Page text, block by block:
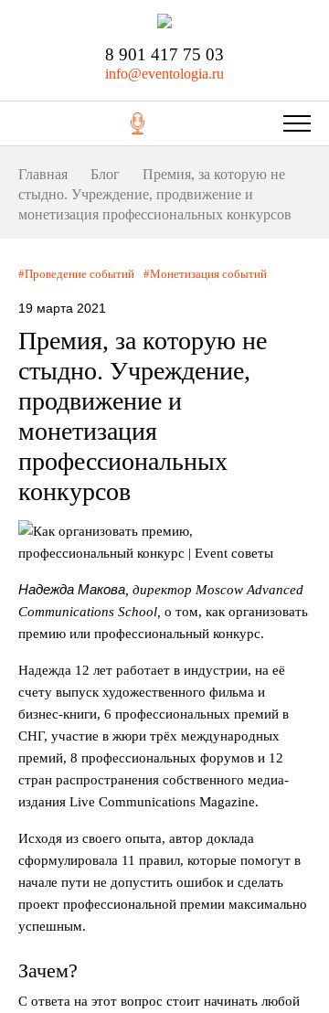
8 901 417 75 03
info@eventologia.ru
Главная Блог
Премия, за которую не
стыдно. Учреждение, продвижение и
монетизация профессиональных конкурсов
Проведение событий Монетизация событий
19 марта 2021
Премия, за которую не
стыдно. Учреждение,
продвижение и
монетизация
профессиональных
конкурсов
Надежда Макова директор Moscow Advanced
Communications School, о том, как организовать
премию или профессиональный конкурс.
Надежда 12 лет работает в индустрии, на её
счету выпуск художественного фильма и
бизнес-книги, 6 профессиональных премий в
СНГ, участие в жюри трёх международных
премий, 8 профессиональных форумов и 12
стран распространения собственного медиа-
издания Live Communications Magazine.
Исходя из своего опыта, автор доклада
сформулировала 11 правил, которые помогут в
начале пути не допустить ошибок и сделать
проект профессиональной премии максимально
успешным.
Зачем?
С ответа на этот вопрос стоит начинать любой